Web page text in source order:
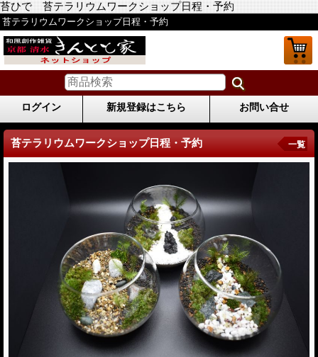
苔ひで 苔テラリウムワークショップ日程・予約
苔テラリウムワークショップ日程・予約
ログイン 新規登録はこちら お問い合せ
苔テラリウムワークショップ日程・予約 一覧